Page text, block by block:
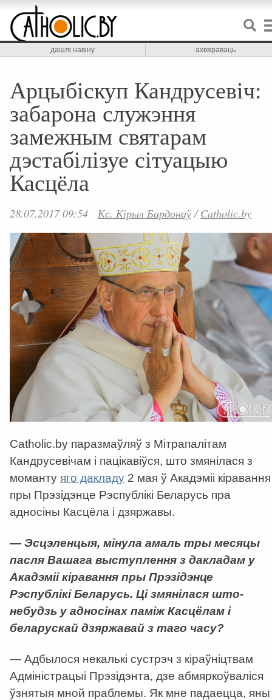
дашлі навіну ахвяраваць
Арцыбіскуп Кандрусевіч:
забарона служэння
замежным святарам
дэстабілізуе сітуацыю
Касцёла
28.07.2017 09:54 Кс. Кірыл Бардонаў/Catholic.by
Catholic.by паразмаўляў з Мітрапалітам
Кандрусевічам і пацікавіўся, што змянілася з
моманту яго дакладу 2 мая ў Акадэміі кіравання
пры Прэзідэнце Рэспублікі Беларусь пра
адносіны Касцёла і дзяржавы.
— Эсцэленцыя, мінула амаль тры месяцы
пасля Вашага выступлення з дакладам у
Акадэміі кіравання пры Прэзідэнце
Рэспублікі Беларусь. Ці змянілася што-
небудзь у адносінах паміж Касцёлам і
беларускай дзяржавай з таго часу?
— Адбылося некалькі сустрэч з кіраўніцтвам
Адміністрацыі Прэзідэнта, дзе абмяркоўваліся
ўзнятыя мной праблемы. Як мне падаецца, яны